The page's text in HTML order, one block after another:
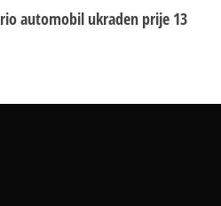
automobil ukraden prije 13